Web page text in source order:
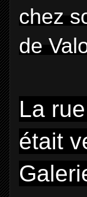
chez
de
La
était